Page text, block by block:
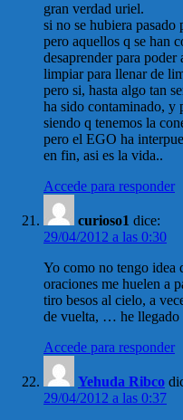
gran verdad uriel.
si no se hubiera pasado
pero aquellos q se han
desaprender para poder
limpiar para llenar de
pero si, hasta algo tan
ha sido contaminado, y
siendo q tenemos la
pero el EGO ha
en fin, asi es la vida..
Accede para responder
curioso1 dice:
29/04/2012 a las 0:30
Yo como no tengo idea
oraciones me huelen a
tiro besos al cielo, a
de vuelta, … he llegado
Accede para responder
Yehuda Ribco
29/04/2012 a las 0:37